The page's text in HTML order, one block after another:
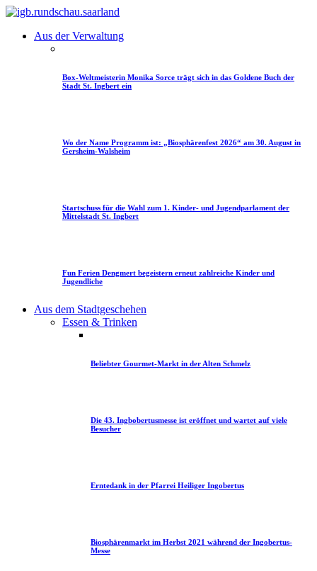
Aus der Verwaltung
Box-Weltmeisterin Monika Sorce trägt sich in das Goldene Buch der
Stadt St. Ingbert ein
Wo der Name Programm ist: „Biosphärenfest 2026“ am 30. August in
Gersheim-Walsheim
Startschuss für die Wahl zum 1. Kinder- und Jugendparlament der
Mittelstadt St. Ingbert
Fun Ferien Dengmert begeistern erneut zahlreiche Kinder und
Jugendliche
Aus dem Stadtgeschehen
Essen & Trinken
Beliebter Gourmet-Markt in der Alten Schmelz
Die 43. Ingbobertusmesse ist eröffnet und wartet auf viele
Besucher
Erntedank in der Pfarrei Heiliger Ingobertus
Biosphärenmarkt im Herbst 2021 während der Ingobertus-
Messe